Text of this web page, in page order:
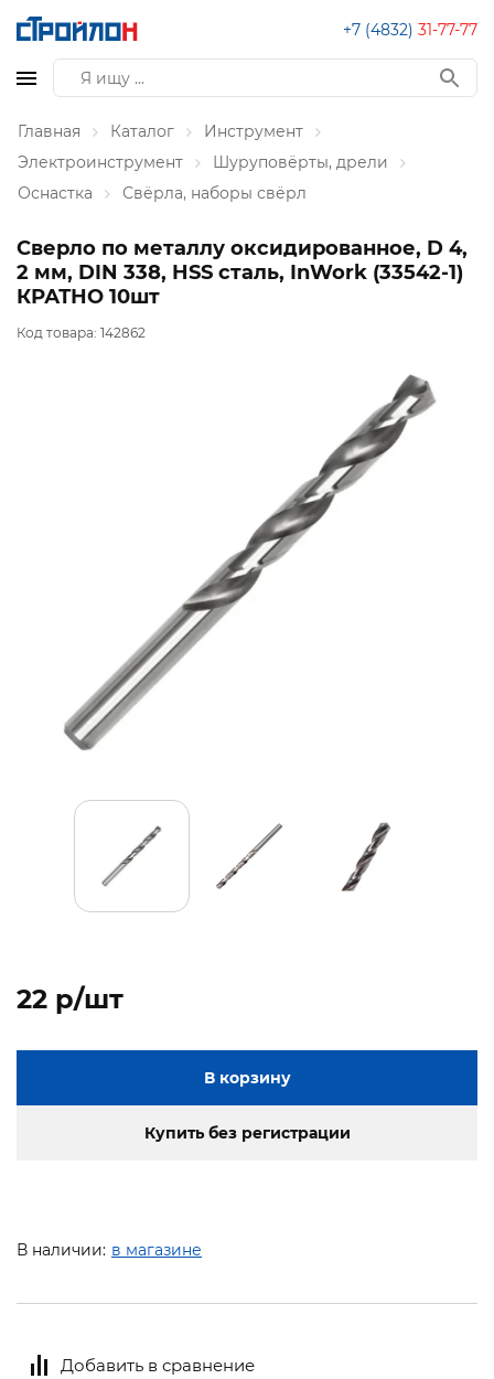
+7 (4832) 31-77-77
Главная Каталог
Инструмент
Электроинструмент
Шуруповёрты, дрели
Оснастка
Свёрла, наборы свёрл
Сверло по металлу оксидированное, D 4,
2 мм, DIN 338, HSS сталь, InWork (33542-1)
КРАТНО 10шт
Код товара: 142862
22 p/шт
В корзину
Купить без регистрации
В наличии: в магазине
Добавить в сравнение